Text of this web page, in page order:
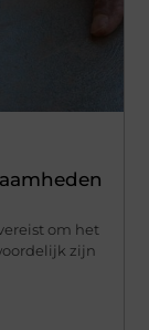
om het
zijn